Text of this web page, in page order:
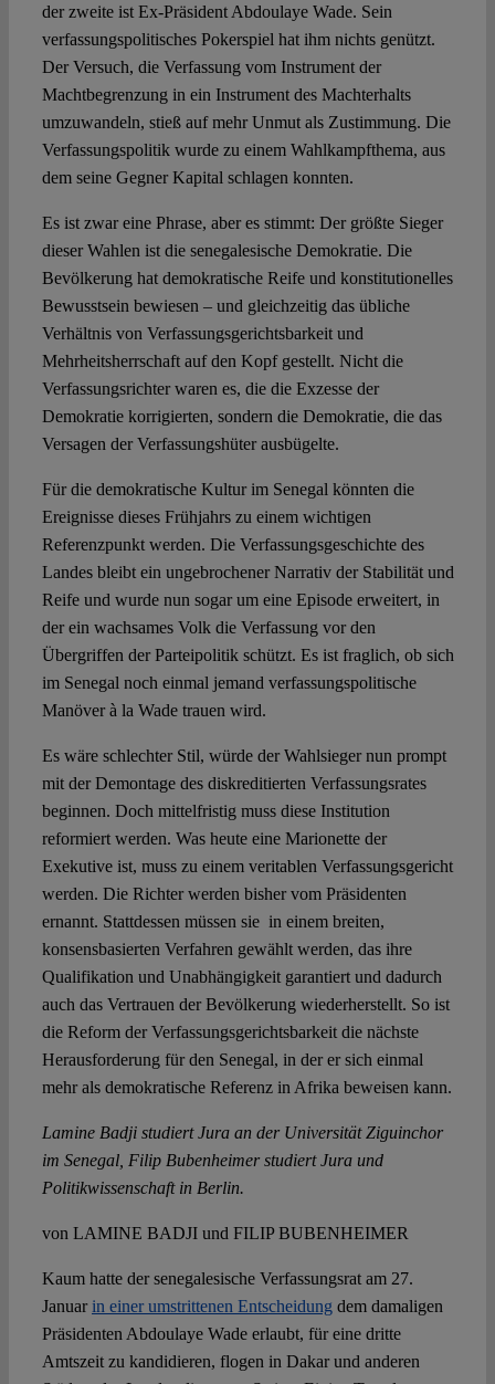
der zweite ist Ex-Präsident Abdoulaye Wade. Sein
verfassungspolitisches Pokerspiel hat ihm nichts genützt.
Der Versuch, die Verfassung vom Instrument der
Machtbegrenzung in ein Instrument des Machterhalts
umzuwandeln, stieß auf mehr Unmut als Zustimmung. Die
Verfassungspolitik wurde zu einem Wahlkampfthema, aus
dem seine Gegner Kapital schlagen konnten.
Es ist zwar eine Phrase, aber es stimmt: Der größte Sieger
dieser Wahlen ist die senegalesische Demokratie. Die
Bevölkerung hat demokratische Reife und konstitutionelles
Bewusstsein bewiesen – und gleichzeitig das übliche
Verhältnis von Verfassungsgerichtsbarkeit und
Mehrheitsherrschaft auf den Kopf gestellt. Nicht die
Verfassungsrichter waren es, die die Exzesse der
Demokratie korrigierten, sondern die Demokratie, die das
Versagen der Verfassungshüter ausbügelte.
Für die demokratische Kultur im Senegal könnten die
Ereignisse dieses Frühjahrs zu einem wichtigen
Referenzpunkt werden. Die Verfassungsgeschichte des
Landes bleibt ein ungebrochener Narrativ der Stabilität und
Reife und wurde nun sogar um eine Episode erweitert, in
der ein wachsames Volk die Verfassung vor den
Übergriffen der Parteipolitik schützt. Es ist fraglich, ob sich
im Senegal noch einmal jemand verfassungspolitische
Manöver à la Wade trauen wird.
Es wäre schlechter Stil, würde der Wahlsieger nun prompt
mit der Demontage des diskreditierten Verfassungsrates
beginnen. Doch mittelfristig muss diese Institution
reformiert werden. Was heute eine Marionette der
Exekutive ist, muss zu einem veritablen Verfassungsgericht
werden. Die Richter werden bisher vom Präsidenten
ernannt. Stattdessen müssen sie in einem breiten,
konsensbasierten Verfahren gewählt werden, das ihre
Qualifikation und Unabhängigkeit garantiert und dadurch
auch das Vertrauen der Bevölkerung wiederherstellt. So ist
die Reform der Verfassungsgerichtsbarkeit die nächste
Herausforderung für den Senegal, in der er sich einmal
mehr als demokratische Referenz in Afrika beweisen kann.
Lamine Badji studiert Jura an der Universität Ziguinchor
im Senegal, Filip Bubenheimer studiert Jura und
Politikwissenschaft in Berlin.
von LAMINE BADJI und FILIP BUBENHEIMER
Kaum hatte der senegalesische Verfassungsrat am 27.
Januar in einer umstrittenen Entscheidung dem damaligen
Präsidenten Abdoulaye Wade erlaubt, für eine dritte
Amtszeit zu kandidieren, flogen in Dakar und anderen